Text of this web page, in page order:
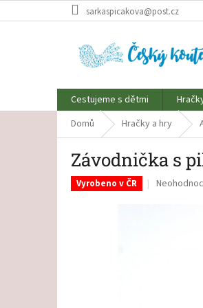
na
sarkaspicakova@post.cz
Cestujeme s dětmi
Domů
Hračky a hry
Závodnička s
Vyrobeno v ČR
Průměrné